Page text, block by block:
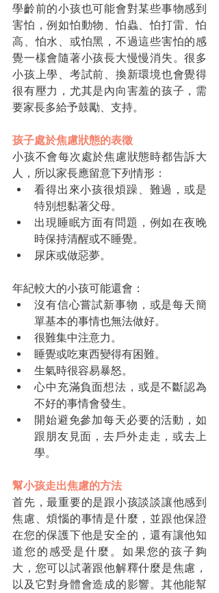
學齡前的小孩也可能會對某些事物感到
害怕，例如怕動物、怕蟲、怕打雷、怕
高、怕水、或怕黑，不過這些害怕的感
覺一樣會隨著小孩長大慢慢消失。很多
小孩上學、考試前、換新環境也會覺得
很有壓力，尤其是內向害羞的孩子，需
要家長多給予鼓勵、支持。
孩子處於焦慮狀態的表徵
小孩不會每次處於焦慮狀態時都告訴大
人，所以家長應留意下列情形：
看得出來小孩很煩躁、難過，或是
特別想黏著父母。
出現睡眠方面有問題，例如在夜晚
時保持清醒或不睡覺。
尿床或做惡夢。
年紀較大的小孩可能還會：
沒有信心嘗試新事物，或是每天簡
單基本的事情也無法做好。
很難集中注意力。
睡覺或吃東西變得有困難。
生氣時很容易暴怒。
心中充滿負面想法，或是不斷認為
不好的事情會發生。
開始避免參加每天必要的活動，如
跟朋友見面，去戶外走走，或去上
學。
幫小孩走出焦慮的方法
首先，最重要的是跟小孩談談讓他感到
焦慮、煩惱的事情是什麼，並跟他保證
在您的保護下他是安全的，還有讓他知
道您的感受是什麼。如果您的孩子夠
大，您可以試著跟他解釋什麼是焦慮，
以及它對身體會造成的影響。其他能幫